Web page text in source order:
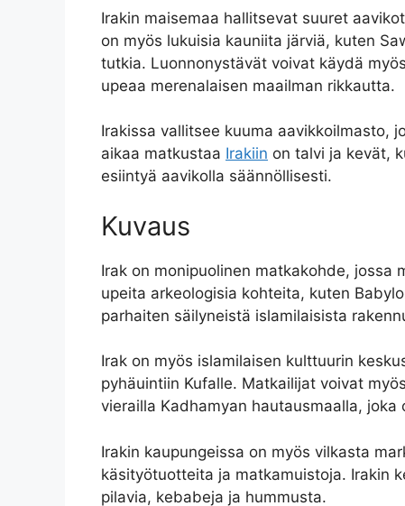
Irakin maisemaa hallitsevat suuret
on myös lukuisia kauniita järviä, kuten
tutkia. Luonnonystävät voivat käydä
upeaa merenalaisen maailman rikkautta.
Irakissa vallitsee kuuma aavikkoilmasto,
aikaa matkustaa Irakiin on talvi ja kevät,
esiintyä aavikolla säännöllisesti.
Kuvaus
Irak on monipuolinen matkakohde, jossa
upeita arkeologisia kohteita, kuten
parhaiten säilyneistä islamilaisista
Irak on myös islamilaisen kulttuurin
pyhäuintiin Kufalle. Matkailijat voivat
vierailla Kadhamyan hautausmaalla,
Irakin kaupungeissa on myös vilkasta
käsityötuotteita ja matkamuistoja. Irakin
pilavia, kebabeja ja hummusta.